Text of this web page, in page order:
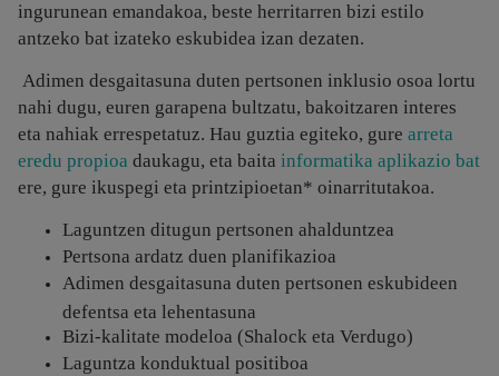
ingurunean emandakoa, beste herritarren bizi estilo
antzeko bat izateko eskubidea izan dezaten.
Adimen desgaitasuna duten pertsonen inklusio osoa lortu
nahi dugu, euren garapena bultzatu, bakoitzaren interes
eta nahiak errespetatuz. Hau guztia egiteko, gure arreta
eredu propioa daukagu, eta baita informatika aplikazio bat
ere, gure ikuspegi eta printzipioetan* oinarritutakoa.
Laguntzen ditugun pertsonen ahalduntzea
Pertsona ardatz duen planifikazioa
Adimen desgaitasuna duten pertsonen eskubideen
defentsa eta lehentasuna
Bizi-kalitate modeloa (Shalock eta Verdugo)
Laguntza konduktual positiboa